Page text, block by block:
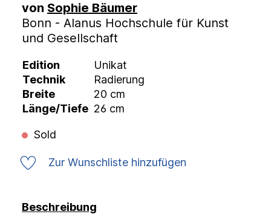
von Sophie Bäumer
Bonn - Alanus Hochschule für Kunst
und Gesellschaft
Edition
Unikat
Technik
Radierung
Breite
20 cm
Länge/Tiefe 26 cm
Sold
Zur Wunschliste hinzufügen
Beschreibung